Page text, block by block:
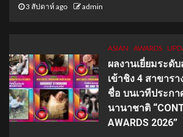
3 สัปดาห์ ago admin
ASIAN AWARDS
ผลงานเยี่ยมระดั
เข้าชิง 4 สาขาร
ชื่อ บนเวทีประกา
นานาชาติ
AWARDS 2026”